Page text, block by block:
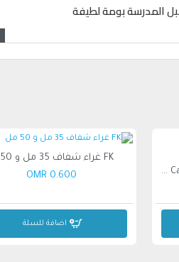
المدرسة بومة لطيفة
Cosmo Slim Case For 15.4" Laptop/Ultrabook
FK غراء شفاف 35 مل و 50 مل
0.600 OMR
اضافة للسلة